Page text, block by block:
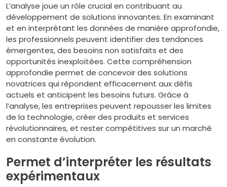
L’analyse joue un rôle crucial en contribuant au
développement de solutions innovantes. En examinant
et en interprétant les données de manière approfondie,
les professionnels peuvent identifier des tendances
émergentes, des besoins non satisfaits et des
opportunités inexploitées. Cette compréhension
approfondie permet de concevoir des solutions
novatrices qui répondent efficacement aux défis
actuels et anticipent les besoins futurs. Grâce à
l’analyse, les entreprises peuvent repousser les limites
de la technologie, créer des produits et services
révolutionnaires, et rester compétitives sur un marché
en constante évolution.
Permet d’interpréter les résultats
expérimentaux